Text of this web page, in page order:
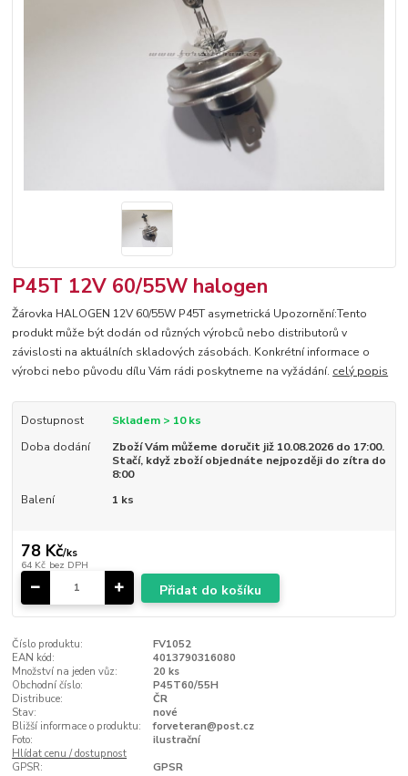
P45T 12V 60/55W halogen
Žárovka HALOGEN 12V 60/55W P45T asymetrická Upozornění:Tento
produkt může být dodán od různých výrobců nebo distributorů v
závislosti na aktuálních skladových zásobách. Konkrétní informace o
výrobci nebo původu dílu Vám rádi poskytneme na vyžádání. celý popis
Dostupnost
Skladem > 10 ks
Doba dodání
Zboží Vám můžeme doručit již 10.08.2026 do 17:00.
Stačí, když zboží objednáte nejpozději do zítra do
8:00
Balení
1 ks
78 Kč/ks
64 Kč bez DPH
Přidat do košíku
Číslo produktu:
FV1052
EAN kód:
4013790316080
Množství na jeden vůz:
20 ks
Obchodní číslo:
P45T60/55H
Distribuce:
ČR
Stav:
nové
Bližší informace o produktu:
forveteran@post.cz
Foto:
ilustrační
Hlídat cenu / dostupnost
GPSR:
GPSR